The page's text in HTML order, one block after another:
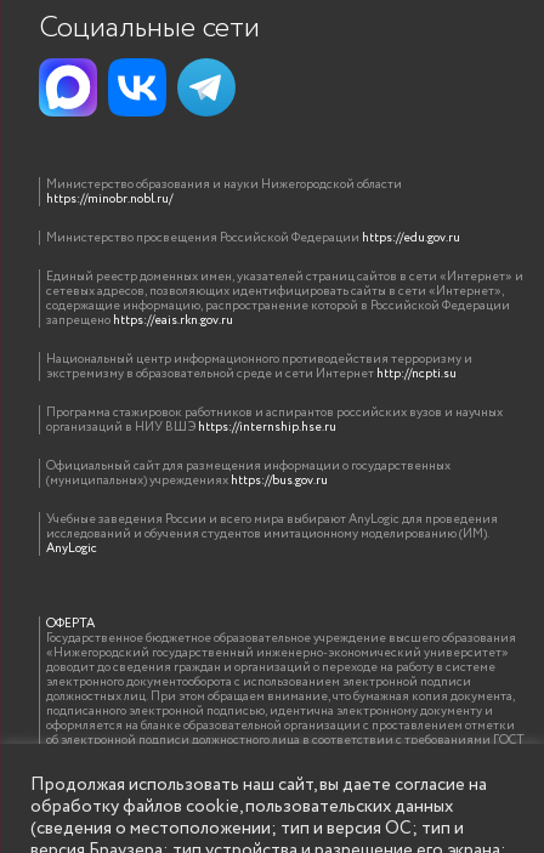
Социальные сети
Министерство образования и науки Нижегородской области
https://minobr.nobl.ru/
Министерство просвещения Российской Федерации https://edu.gov.ru
Единый реестр доменных имен, указателей страниц сайтов в сети «Интернет» и
сетевых адресов, позволяющих идентифицировать сайты в сети «Интернет»,
содержащие информацию, распространение которой в Российской Федерации
запрещеноhttps://eais.rkn.gov.ru
Национальный центр информационного противодействия терроризму и
экстремизму в образовательной среде и сети Интернетhttp://ncpti.su
Программа стажировок работников и аспирантов российских вузов и научных
организаций в НИУ ВШЭhttps://internship.hse.ru
Официальный сайт для размещения информации о государственных
(муниципальных) учрежденияхhttps://bus.gov.ru
Учебные заведения России и всего мира выбирают AnyLogic для проведения
исследований и обучения студентов имитационному моделированию (ИМ).
AnyLogic
ОФЕРТА
Государственное бюджетное образовательное учреждение высшего образования
«Нижегородский государственный инженерно-экономический университет»
доводит до сведения граждан и организаций о переходе на работу в системе
электронного документооборота с использованием электронной подписи
должностных лиц. При этом обращаем внимание, что бумажная копия документа,
подписанного электронной подписью, идентична электронному документу и
оформляется на бланке образовательной организации с проставлением отметки
об электронной подписи должностного лица в соответствии с требованиями ГОСТ
ИНФОРМАЦИЯ ДЛЯ ПРАВООБЛАДАТЕЛЕЙ
Продолжая использовать наш сайт, вы даете согласие на
обработку файлов cookie, пользовательских данных
(сведения о местоположении; тип и версия ОС; тип и